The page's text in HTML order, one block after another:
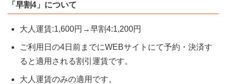
「早割4」について
大人運賃:1,600円→早割4:1,200円
ご利用日の4日前までにWEBサイトにて予約・決済す
ると適用される割引運賃です。
大人運賃のみの適用です。